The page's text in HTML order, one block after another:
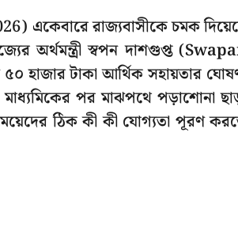
একেবারে রাজ্যবাসীকে চমক
অর্থমন্ত্রী স্বপন দাশগুপ্ত
হাজার টাকা আর্থিক সহায়তার
পর মাঝপথে পড়াশোনা
ঠিক কী কী যোগ্যতা পূরণ